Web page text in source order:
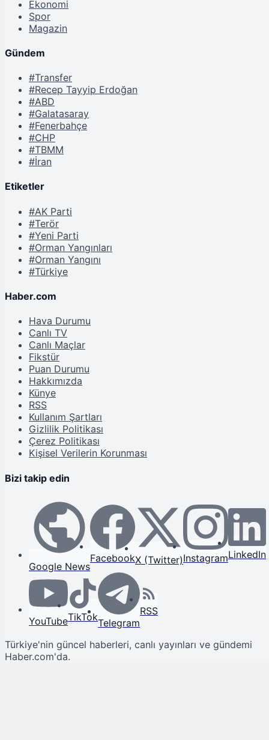
Ekonomi
Spor
Magazin
Gündem
#Transfer
#Recep Tayyip Erdoğan
#ABD
#Galatasaray
#Fenerbahçe
#CHP
#TBMM
#İran
Etiketler
#AK Parti
#Terör
#Yeni Parti
#Orman Yangınları
#Orman Yangını
#Türkiye
Haber.com
Hava Durumu
Canlı TV
Canlı Maçlar
Fikstür
Puan Durumu
Hakkımızda
Künye
RSS
Kullanım Şartları
Gizlilik Politikası
Çerez Politikası
Kişisel Verilerin Korunması
Bizi takip edin
Google News
FacebookX (Twitter)InstagramLinkedIn
YouTubeTikTokTelegram
RSS
Türkiye'nin güncel haberleri, canlı yayınları ve gündemi
Haber.com'da.